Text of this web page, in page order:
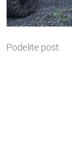
Podelite post: